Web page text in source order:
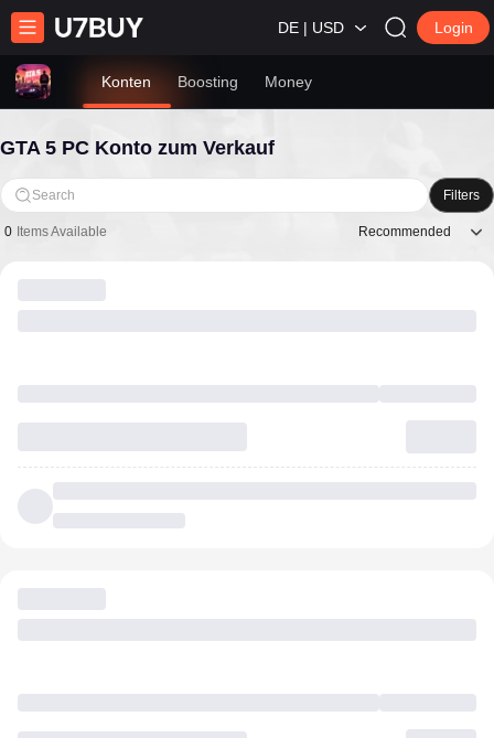
DE | USD Login
Konten Boosting Money
GTA 5 PC Konto zum Verkauf
Search Filters
0 Items Available Recommended